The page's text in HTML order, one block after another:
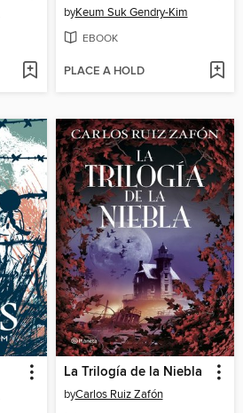
byKeum Suk Gendry-Kim
EBOOK
PLACE A HOLD
La Trilogía de la Niebla
byCarlos Ruiz Zafón